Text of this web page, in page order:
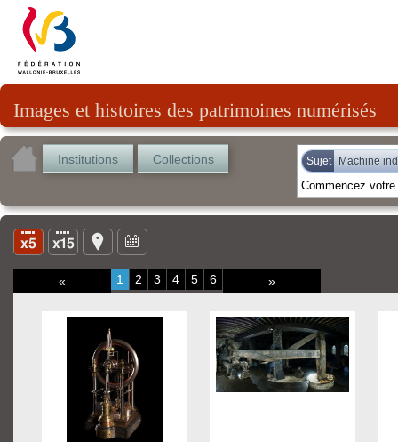
Images et histoires des patrimoines numérisés
Institutions Collections Sujet Machine
« 1 2 3 4 5 6 »